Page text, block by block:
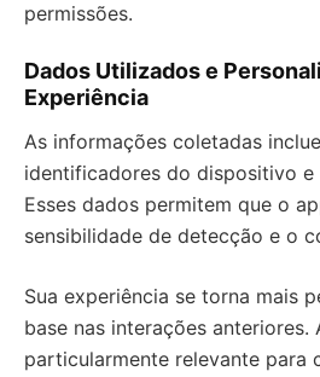
permissões.
Dados Utilizados e
Experiência
As informações coletadas
identificadores do dispositivo e
Esses dados permitem que o
sensibilidade de detecção e o
Sua experiência se torna mais
base nas interações anteriores.
particularmente relevante para